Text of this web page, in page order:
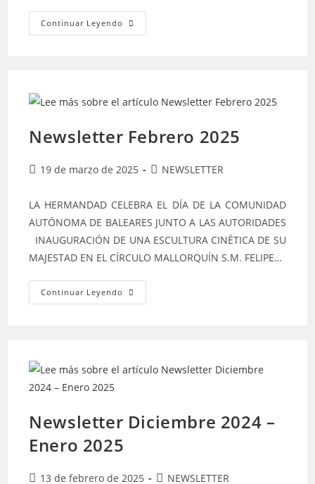
Continuar Leyendo
Newsletter Febrero 2025
19 de marzo de 2025 NEWSLETTER
LA HERMANDAD CELEBRA EL DÍA DE LA COMUNIDAD
AUTÓNOMA DE BALEARES JUNTO A LAS AUTORIDADES
INAUGURACIÓN DE UNA ESCULTURA CINÉTICA DE SU
MAJESTAD EN EL CÍRCULO MALLORQUÍN S.M. FELIPE…
Continuar Leyendo
Newsletter Diciembre 2024 –
Enero 2025
13 de febrero de 2025 NEWSLETTER